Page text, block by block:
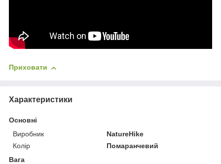
Приховати
Характеристики
Основні
Виробник
NatureHike
Колір
Помаранчевий
Вага